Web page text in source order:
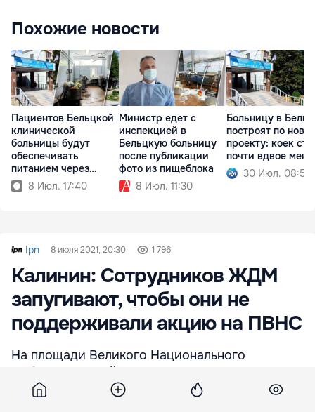
Похожие новости
Пациентов Бельцкой
клинической
больницы будут
обеспечивать
питанием через
кейтеринг
8 Июл. 17:40
Министр едет с
инспекцией в
Бельцкую больницу
после публикации
фото из пищеблока
8 Июл. 11:30
Больницу в
построят по
проекту: коек
почти вдвое
30 Июл. 08:53
Ipn 8 июля 2021, 20:30 1 796
Калинин: Сотрудников ЖДМ
запугивают, чтобы они не
поддерживали акцию на ПВНС
На площади Великого Национального
Собрания третий день проходит голодовка,
объявленная Партией регионов в знак